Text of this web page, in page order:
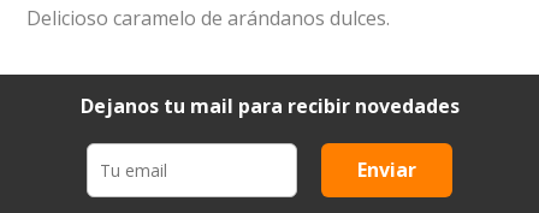
Delicioso caramelo de arándanos dulces.
Dejanos tu mail para recibir novedades
Enviar